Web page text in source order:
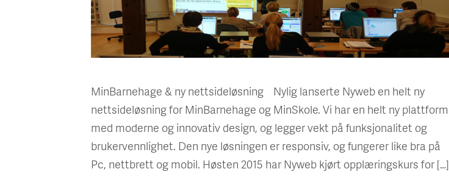
MinBarnehage & ny nettsideløsning Nylig lanserte Nyweb en helt ny
nettsideløsning for MinBarnehage og MinSkole. Vi har en helt ny plattform
med moderne og innovativ design, og legger vekt på funksjonalitet og
brukervennlighet. Den nye løsningen er responsiv, og fungerer like bra på
Pc, nettbrett og mobil. Høsten 2015 har Nyweb kjørt opplæringskurs for […]